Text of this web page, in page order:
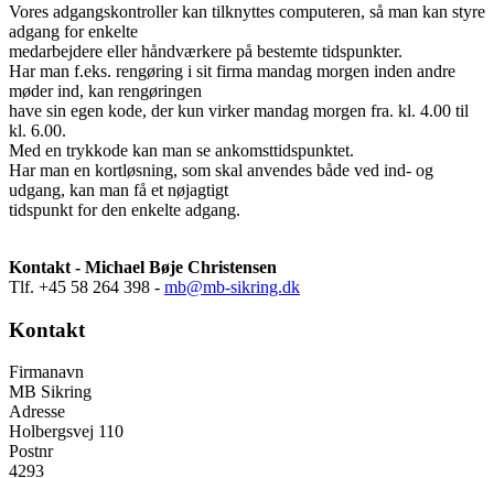
Vores adgangskontroller kan tilknyttes computeren, så man kan styre
adgang for enkelte
medarbejdere eller håndværkere på bestemte tidspunkter.
Har man f.eks. rengøring i sit firma mandag morgen inden andre
møder ind, kan rengøringen
have sin egen kode, der kun virker mandag morgen fra. kl. 4.00 til
kl. 6.00.
Med en trykkode kan man se ankomsttidspunktet.
Har man en kortløsning, som skal anvendes både ved ind- og
udgang, kan man få et nøjagtigt
tidspunkt for den enkelte adgang.
Kontakt - Michael Bøje Christensen
Tlf. +45 58 264 398 - mb@mb-sikring.dk
Kontakt
Firmanavn
MB Sikring
Adresse
Holbergsvej 110
Postnr
4293